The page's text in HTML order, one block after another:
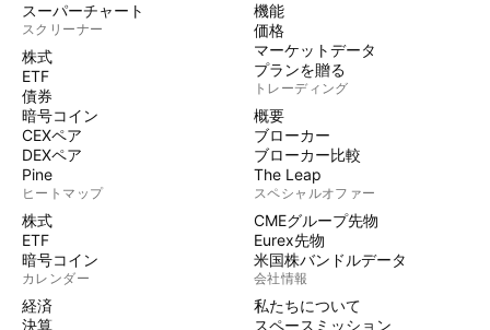
スーパーチャート
スクリーナー
株式
ETF
債券
暗号コイン
CEXペア
DEXペア
Pine
ヒートマップ
株式
ETF
暗号コイン
カレンダー
経済
決算
機能
価格
マーケットデータ
プランを贈る
トレーディング
概要
ブローカー
ブローカー比較
The Leap
スペシャルオファー
CMEグループ先物
Eurex先物
米国株バンドルデータ
会社情報
私たちについて
スペースミッション